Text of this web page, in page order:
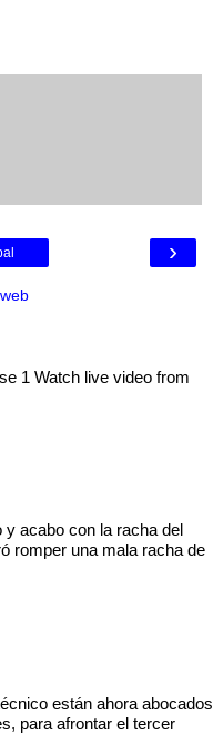
›
1 Watch live video from
y acabo con la racha del
romper una mala racha de
están ahora abocados
para afrontar el tercer